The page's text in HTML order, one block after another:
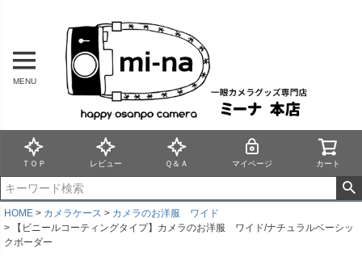
MENU
ＴＯＰ レビュー Ｑ＆Ａ マイページ カート
HOME カメラケース
カメラのお洋服 ワイド
【ビニールコーティングタイプ】カメラのお洋服 ワイド/ナチュラルベーシッ
クボーダー